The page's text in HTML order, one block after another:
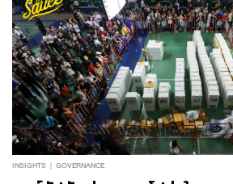
INSIGHTS GOVERNANCE